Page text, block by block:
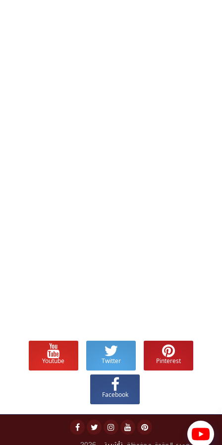
Pinterest
Twitter
Youtube
Facebook